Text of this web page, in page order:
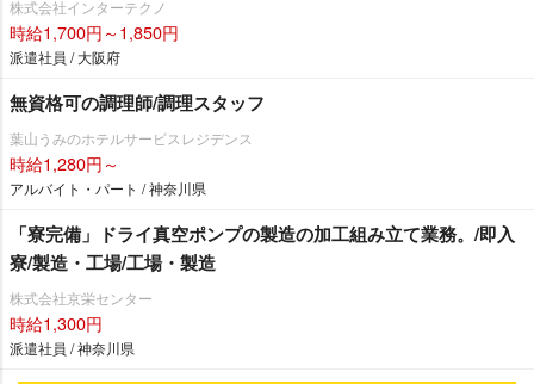
株式会社インターテクノ
時給1,700円～1,850円
派遣社員 / 大阪府
無資格可の調理師/調理スタッフ
葉山うみのホテルサービスレジデンス
時給1,280円～
アルバイト・パート / 神奈川県
「寮完備」ドライ真空ポンプの製造の加工組み立て業務。/即入
寮/製造・工場/工場・製造
株式会社京栄センター
時給1,300円
派遣社員 / 神奈川県